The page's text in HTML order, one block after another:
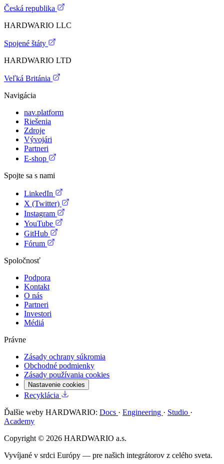
Česká republika
HARDWARIO LLC
Spojené štáty
HARDWARIO LTD
Veľká Británia
Navigácia
nav.platform
Riešenia
Zdroje
Vývojári
Partneri
E-shop
Spojte sa s nami
LinkedIn
X (Twitter)
Instagram
YouTube
GitHub
Fórum
Spoločnosť
Podpora
Kontakt
O nás
Partneri
Investori
Médiá
Právne
Zásady ochrany súkromia
Obchodné podmienky
Zásady používania cookies
Nastavenie cookies
Recyklácia
Ďalšie weby HARDWARIO: Docs · Engineering · Studio ·
Academy
Copyright © 2026 HARDWARIO a.s.
Vyvíjané v srdci Európy — pre našich integrátorov z celého sveta.